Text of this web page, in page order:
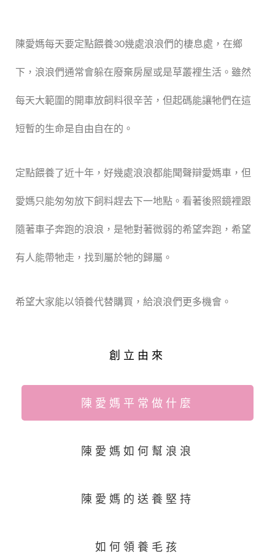
陳愛媽每天要定點餵養30幾處浪浪們的棲息處，在鄉
下，浪浪們通常會躲在廢棄房屋或是草叢裡生活。雖然
每天大範圍的開車放飼料很辛苦，但起碼能讓牠們在這
短暫的生命是自由自在的。
定點餵養了近十年，好幾處浪浪都能聞聲辯愛媽車，但
愛媽只能匆匆放下飼料趕去下一地點。看著後照鏡裡跟
隨著車子奔跑的浪浪，是牠對著微弱的希望奔跑，希望
有人能帶牠走，找到屬於牠的歸屬。
希望大家能以領養代替購買，給浪浪們更多機會。
創立由來
陳愛媽平常做什麼
陳愛媽如何幫浪浪
陳愛媽的送養堅持
如何領養毛孩